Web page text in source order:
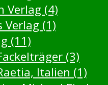
Verlag (4)
Verlag (1)
(11)
(3)
Italien (1)